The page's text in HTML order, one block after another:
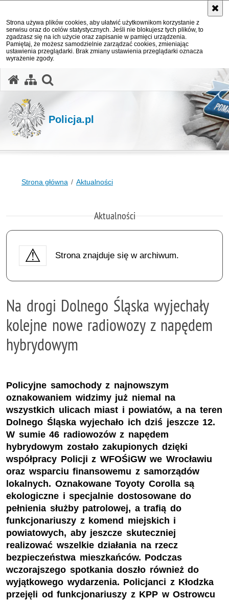
Strona używa plików cookies, aby ułatwić użytkownikom korzystanie z
serwisu oraz do celów statystycznych. Jeśli nie blokujesz tych plików, to
zgadzasz się na ich użycie oraz zapisanie w pamięci urządzenia.
Pamiętaj, że możesz samodzielnie zarządzać cookies, zmieniając
ustawienia przeglądarki. Brak zmiany ustawienia przeglądarki oznacza
wyrażenie zgody.
Policja.pl
Strona główna Aktualności
Aktualności
Strona znajduje się w archiwum.
Na drogi Dolnego Śląska wyjechały
kolejne nowe radiowozy z napędem
hybrydowym
Policyjne samochody z najnowszym
oznakowaniem widzimy już niemal na
wszystkich ulicach miast i powiatów, a na teren
Dolnego Śląska wyjechało ich dziś jeszcze 12.
W sumie 46 radiowozów z napędem
hybrydowym zostało zakupionych dzięki
współpracy Policji z WFOŚiGW we Wrocławiu
oraz wsparciu finansowemu z samorządów
lokalnych. Oznakowane Toyoty Corolla są
ekologiczne i specjalnie dostosowane do
pełnienia służby patrolowej, a trafią do
funkcjonariuszy z komend miejskich i
powiatowych, aby jeszcze skuteczniej
realizować wszelkie działania na rzecz
bezpieczeństwa mieszkańców. Podczas
wczorajszego spotkania doszło również do
wyjątkowego wydarzenia. Policjanci z Kłodzka
przejęli od funkcjonariuszy z KPP w Ostrowcu